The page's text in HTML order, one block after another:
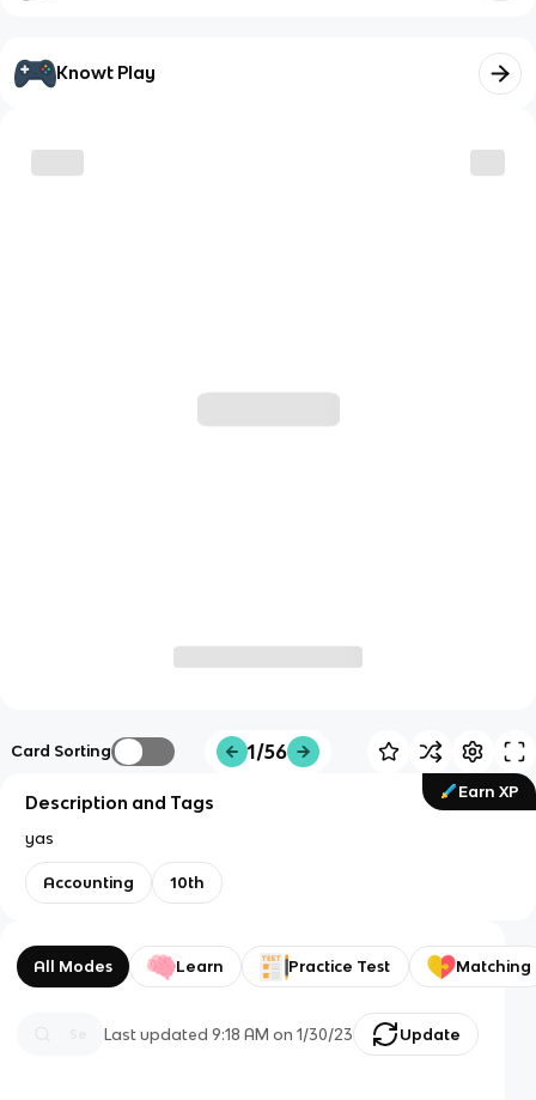
Knowt Play
Card Sorting 1/56
Earn XP
Description and Tags
yas
Accounting 10th
All Modes Learn Practice Test Matching
Last updated9:18 AM on 1/30/23 Update